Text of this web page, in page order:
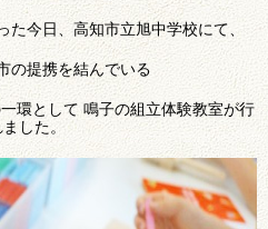
今日、高知市立旭中学校にて、
の提携を結んでいる
環として 鳴子の組立体験教室が行
した。